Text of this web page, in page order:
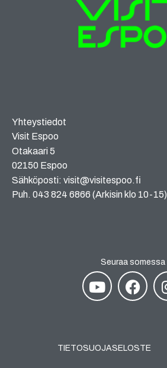
Yhteystiedot
Visit Espoo
Otakaari 5
02150 Espoo
Sähköposti: visit@visitespoo.fi
Puh. 043 824 6866 (Arkisin klo 10-15)
Seuraa somessa
TIETOSUOJASELOSTE